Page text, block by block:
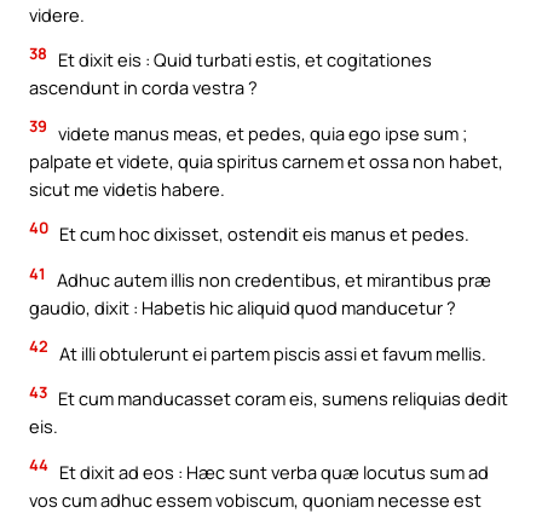
videre.
38
Et dixit eis : Quid turbati estis, et cogitationes
ascendunt in corda vestra ?
39 videte manus meas, et pedes, quia ego ipse sum ;
palpate et videte, quia spiritus carnem et ossa non habet,
sicut me videtis habere.
40 Et cum hoc dixisset, ostendit eis manus et pedes.
41
Adhuc autem illis non credentibus, et mirantibus præ
gaudio, dixit : Habetis hic aliquid quod manducetur ?
42 At illi obtulerunt ei partem piscis assi et favum mellis.
43 Et cum manducasset coram eis, sumens reliquias dedit
eis.
44 Et dixit ad eos : Hæc sunt verba quæ locutus sum ad
vos cum adhuc essem vobiscum, quoniam necesse est